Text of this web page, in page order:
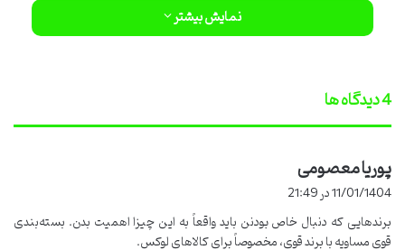
هارد باکس ها علاوه بر استحکام و قابلیت محافظت از محصولات به دلیل
امکان چاپ اختصاصی به ابزاری قدرتمند برای برندسازی تبدیل شده اند. در
نمایش بیشتر
‫4 دیدگاه ها
پوریا معصومیف
:
11/01/1404 در 21:49
برندهایی که دنبال خاص بودنن باید واقعاً به این چیزا اهمیت بدن. بسته‌بندی
قوی مساویه با برند قوی، مخصوصاً برای کالاهای لوکس.